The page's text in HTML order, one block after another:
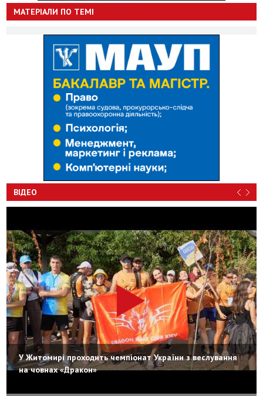
МАТЕРІАЛИ ПО ТЕМІ
ВІДЕО
У Житомирі проходить чемпіонат України з веслування
на човнах «Дракон»